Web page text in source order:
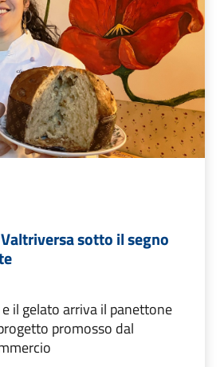
sotto il segno
il gelato arriva il panettone
promosso dal